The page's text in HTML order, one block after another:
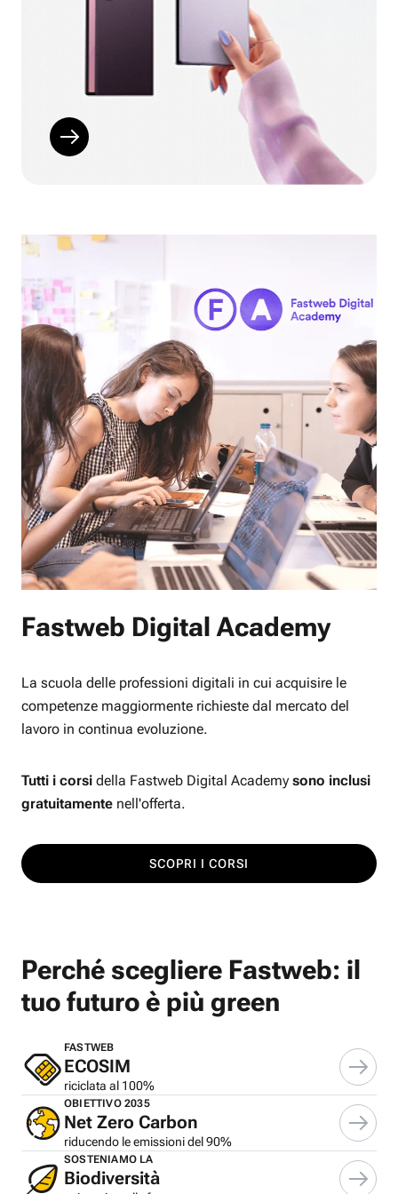
Fastweb Digital Academy
La scuola delle professioni digitali in cui acquisire le
competenze maggiormente richieste dal mercato del
lavoro in continua evoluzione.
Tutti i corsi della Fastweb Digital Academy sono inclusi
gratuitamente nell'offerta.
SCOPRI I CORSI
Perché scegliere Fastweb: il
tuo futuro è più green
FASTWEB
ECOSIM
riciclata al 100%
OBIETTIVO 2035
Net Zero Carbon
riducendo le emissioni del 90%
SOSTENIAMO LA
Biodiversità